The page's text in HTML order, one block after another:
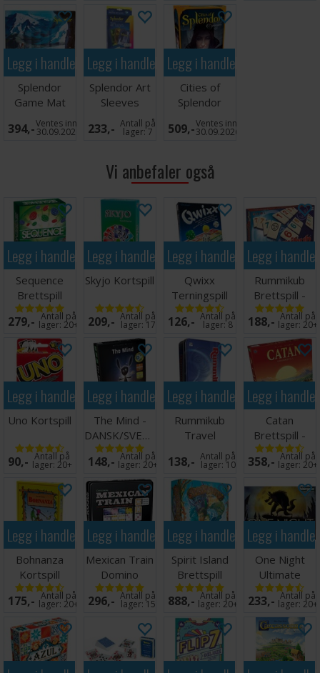
Legg i handlekurven
Splendor
Game Mat
394,-Ventes inn
30.09.2026
Legg i handlekurven
Splendor Art
Sleeves
233,- Antall på
lager:7
Legg i handlekurven
Cities of
Splendor
Expansion -
Engelsk
509,-Ventes inn
30.09.2026
Vi anbefaler også
Legg i handlekurven
Sequence
Brettspill
(Norsk)
279,- Antall på
lager: 20+
Legg i handlekurven
Skyjo Kortspill
209,- Antall på
lager: 17
Legg i handlekurven
Qwixx
Terningspill
126,- Antall på
lager:8
Legg i
Rummikub
Brettspill -
Norsk
188,- Antall på
lager:20+
Legg i handlekurven
Uno Kortspill
90,- Antall på
lager:20+
Legg i handlekurven
The Mind -
DANSK/SVENSK
148,- Antall på
lager:20+
Legg i handlekurven
Rummikub
Travel
Brettspill -
Reiseutgave
138,- Antall på
lager: 10
Legg i
Catan
Brettspill -
Grunnspill
358,- Antall på
lager:20+
Legg i handlekurven
Bohnanza
Kortspill
(Norsk)
175,- Antall på
lager: 20+
Legg i handlekurven
Mexican Train
Domino
Original
Brettspill
296,- Antall på
lager: 15
Legg i handlekurven
Spirit Island
Brettspill
888,- Antall på
lager:20+
Legg i
One Night
Ultimate
Werewolf
Brettspill
233,- Antall på
lager:20+